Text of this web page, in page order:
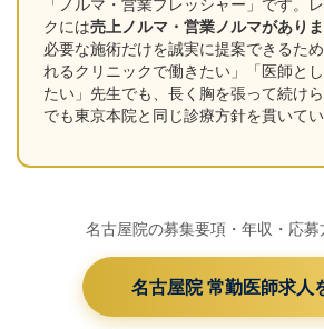
クには売上ノルマ・営業ノルマがあり
必要な施術だけを誠実に提案できるた
れるクリニックで働きたい」「医師と
たい」先生でも、長く胸を張って続け
でも東京本院と同じ診療方針を貫いてい
名古屋院の募集要項・年収・応募
名古屋院 常勤医師求人